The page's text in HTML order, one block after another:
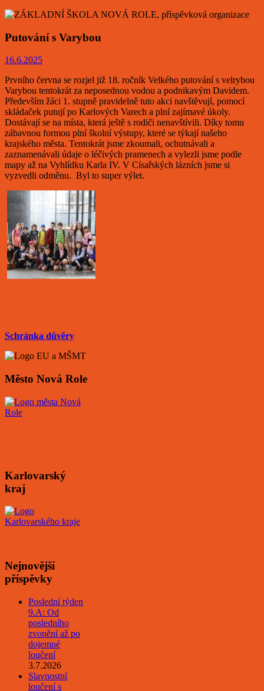
Putování s Varybou
16.6.2025
Prvního června se rozjel již 18. ročník Velkého putování s velrybou
Varybou tentokrát za neposednou vodou a podnikavým Davidem.
Především žáci 1. stupně pravidelně tuto akci navštěvují, pomocí
skládaček putují po Karlových Varech a plní zajímavé úkoly.
Dostávají se na místa, která ještě s rodiči nenavštívili. Díky tomu
zábavnou formou plní školní výstupy, které se týkají našeho
krajského města. Tentokrát jsme zkoumali, ochutnávali a
zaznamenávali údaje o léčivých pramenech a vylezli jsme podle
mapy až na Vyhlídku Karla IV. V Císařských lázních jsme si
vyzvedli odměnu. Byl to super výlet.
Schránka důvěry
Město Nová Role
Karlovarský
kraj
Nejnovější
příspěvky
Poslední týden
9.A: Od
posledního
zvonění až po
dojemné
loučení
3.7.2026
Slavnostní
loučení s